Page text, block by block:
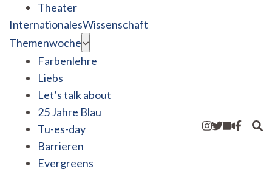
Theater
InternationalesWissenschaft
Themenwoche
Farbenlehre
Liebs
Let’s talk about
25 Jahre Blau
Tu-es-day
Barrieren
Evergreens